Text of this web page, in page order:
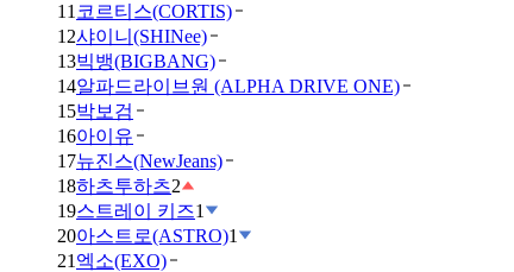
11 코르티스(CORTIS)
12샤이니(SHINee)
13빅뱅(BIGBANG)
14알파드라이브원 (ALPHA DRIVE ONE)
15박보검
16아이유
17뉴진스(NewJeans)
18하츠투하츠2
19스트레이 키즈1
20아스트로(ASTRO)1
21 엑소(EXO)